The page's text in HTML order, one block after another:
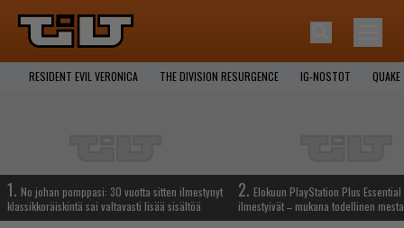
RESIDENT EVIL VERONICA THE DIVISION RESURGENCE IG-NOSTOT QUAKE
1. No johan pomppasi: 30 vuotta sitten ilmestynyt
klassikkoräiskintä sai valtavasti lisää sisältöä
2. Elokuun PlayStation Plus
ilmestyivät – mukana todellinen